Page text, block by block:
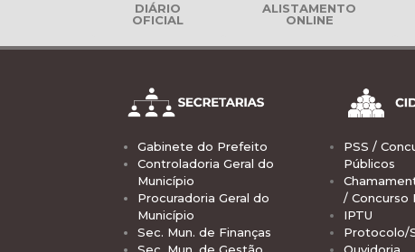
DIÁRIO
OFICIAL
ALISTAMENTO
ONLINE
Gabinete do Prefeito
Controladoria Geral do
Município
Procuradoria Geral do
Município
Sec. Mun. de Finanças
PSS /
Públicos
/ Concurso
IPTU
Protocolo/